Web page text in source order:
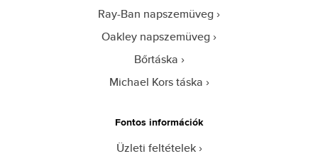
Ray-Ban napszemüveg
Oakley napszemüveg
Bőrtáska
Michael Kors táska
Fontos információk
Üzleti feltételek